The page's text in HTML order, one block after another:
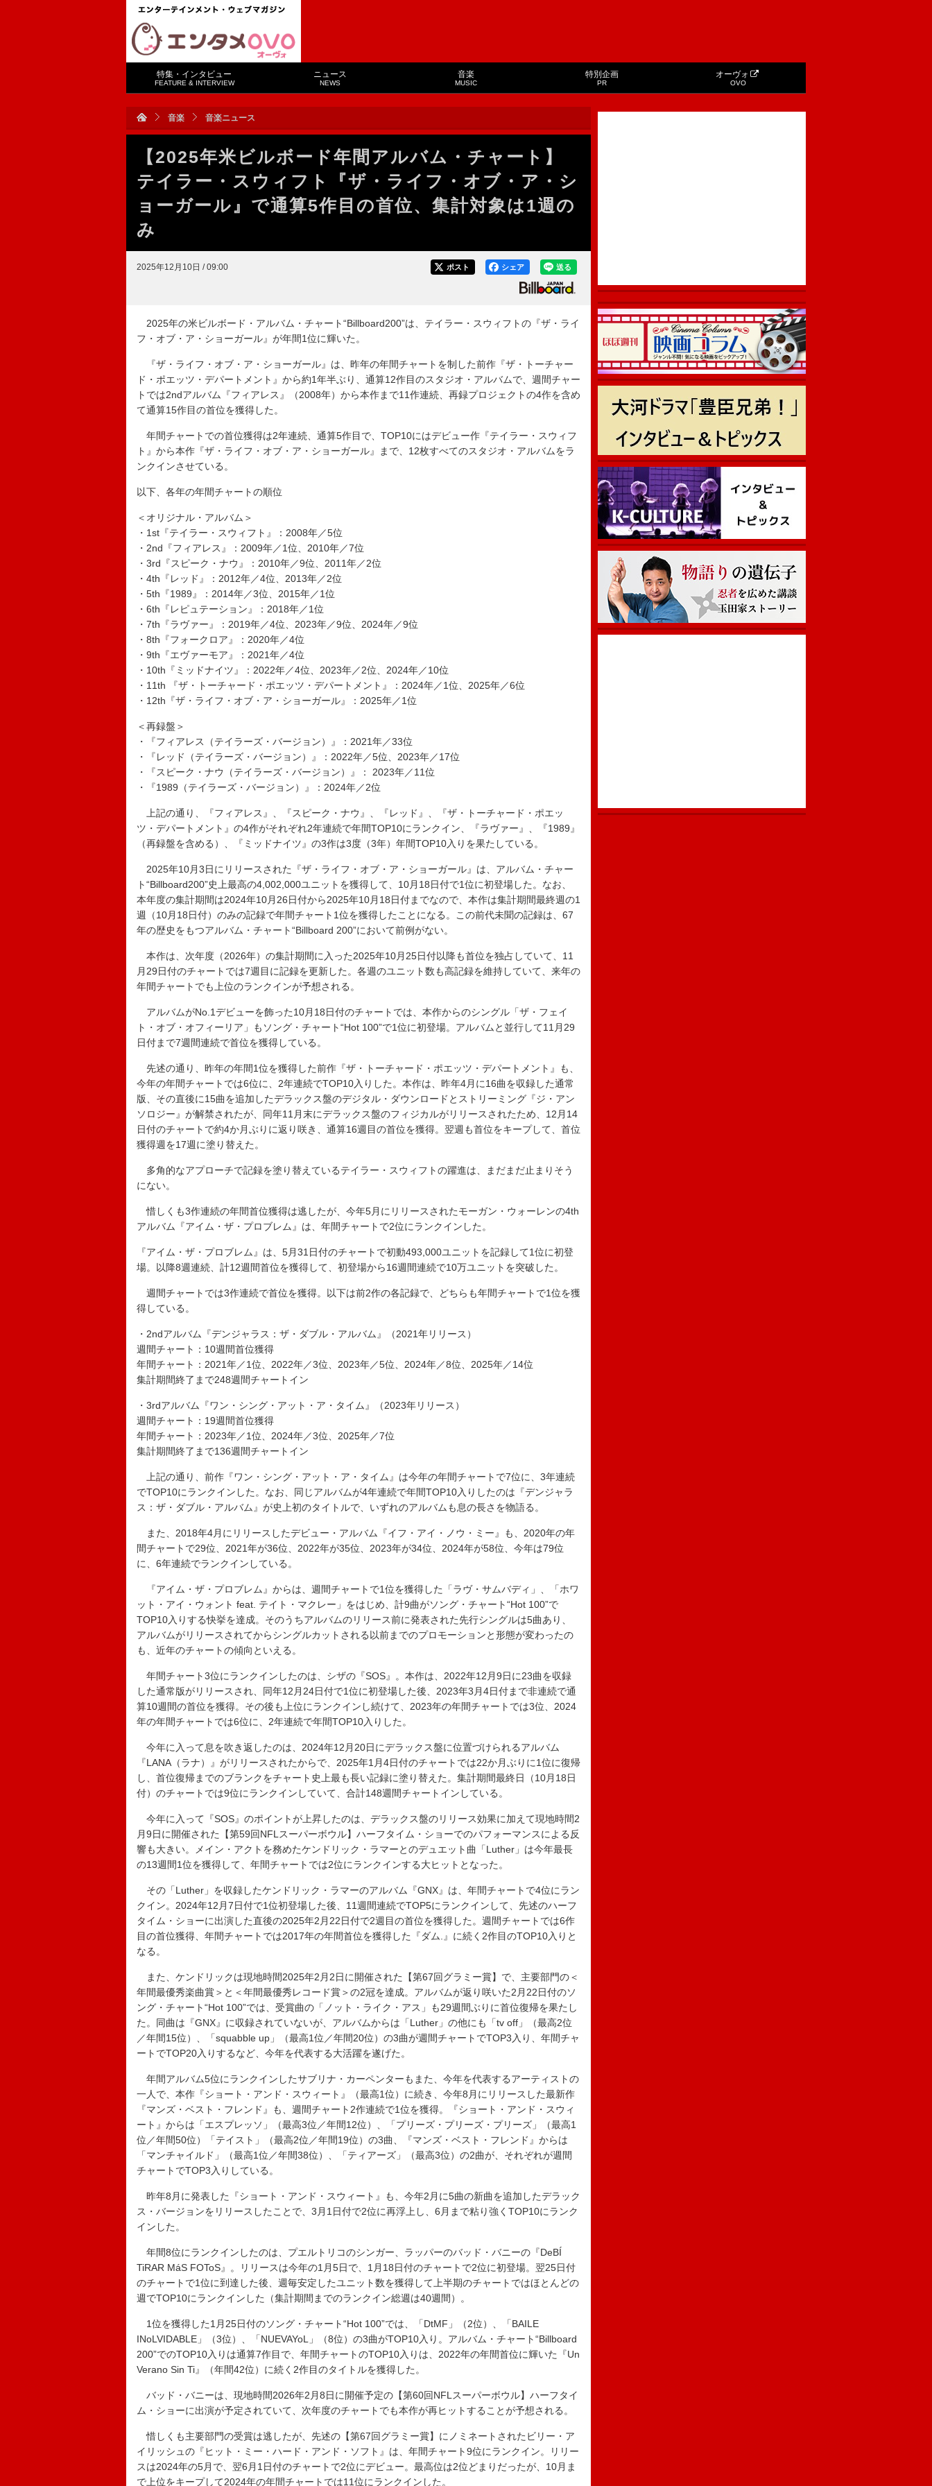
特集・インタビュー
FEATURE & INTERVIEW
ニュース
NEWS
音楽
MUSIC
特別企画
PR
オーヴォ
OVO
音楽 音楽ニュース
【2025年米ビルボード年間アルバム・チャート】
テイラー・スウィフト『ザ・ライフ・オブ・ア・シ
ョーガール』で通算5作目の首位、集計対象は1週の
み
2025年12月10日 / 09:00 送る
シェア
ポスト
2025年の米ビルボード・アルバム・チャート“Billboard200”は、テイラー・スウィフトの『ザ・ライ
フ・オブ・ア・ショーガール』が年間1位に輝いた。
『ザ・ライフ・オブ・ア・ショーガール』は、昨年の年間チャートを制した前作『ザ・トーチャー
ド・ポエッツ・デパートメント』から約1年半ぶり、通算12作目のスタジオ・アルバムで、週間チャー
トでは2ndアルバム『フィアレス』（2008年）から本作まで11作連続、再録プロジェクトの4作を含め
て通算15作目の首位を獲得した。
年間チャートでの首位獲得は2年連続、通算5作目で、TOP10にはデビュー作『テイラー・スウィフ
ト』から本作『ザ・ライフ・オブ・ア・ショーガール』まで、12枚すべてのスタジオ・アルバムをラ
ンクインさせている。
以下、各年の年間チャートの順位
＜オリジナル・アルバム＞
・1st『テイラー・スウィフト』：2008年／5位
・2nd『フィアレス』：2009年／1位、2010年／7位
・3rd『スピーク・ナウ』：2010年／9位、2011年／2位
・4th『レッド』：2012年／4位、2013年／2位
・5th『1989』：2014年／3位、2015年／1位
・6th『レピュテーション』：2018年／1位
・7th『ラヴァー』：2019年／4位、2023年／9位、2024年／9位
・8th『フォークロア』：2020年／4位
・9th『エヴァーモア』：2021年／4位
・10th『ミッドナイツ』：2022年／4位、2023年／2位、2024年／10位
・11th 『ザ・トーチャード・ポエッツ・デパートメント』：2024年／1位、2025年／6位
・12th『ザ・ライフ・オブ・ア・ショーガール』：2025年／1位
＜再録盤＞
・『フィアレス（テイラーズ・バージョン）』：2021年／33位
・『レッド（テイラーズ・バージョン）』：2022年／5位、2023年／17位
・『スピーク・ナウ（テイラーズ・バージョン）』： 2023年／11位
・『1989（テイラーズ・バージョン）』：2024年／2位
上記の通り、『フィアレス』、『スピーク・ナウ』、『レッド』、『ザ・トーチャード・ポエッ
ツ・デパートメント』の4作がそれぞれ2年連続で年間TOP10にランクイン、『ラヴァー』、『1989』
（再録盤を含める）、『ミッドナイツ』の3作は3度（3年）年間TOP10入りを果たしている。
2025年10月3日にリリースされた『ザ・ライフ・オブ・ア・ショーガール』は、アルバム・チャー
ト“Billboard200”史上最高の4,002,000ユニットを獲得して、10月18日付で1位に初登場した。なお、
本年度の集計期間は2024年10月26日付から2025年10月18日付までなので、本作は集計期間最終週の1
週（10月18日付）のみの記録で年間チャート1位を獲得したことになる。この前代未聞の記録は、67
年の歴史をもつアルバム・チャート“Billboard 200”において前例がない。
本作は、次年度（2026年）の集計期間に入った2025年10月25日付以降も首位を独占していて、11
月29日付のチャートでは7週目に記録を更新した。各週のユニット数も高記録を維持していて、来年の
年間チャートでも上位のランクインが予想される。
アルバムがNo.1デビューを飾った10月18日付のチャートでは、本作からのシングル「ザ・フェイ
ト・オブ・オフィーリア」もソング・チャート“Hot 100”で1位に初登場。アルバムと並行して11月29
日付まで7週間連続で首位を獲得している。
先述の通り、昨年の年間1位を獲得した前作『ザ・トーチャード・ポエッツ・デパートメント』も、
今年の年間チャートでは6位に、2年連続でTOP10入りした。本作は、昨年4月に16曲を収録した通常
版、その直後に15曲を追加したデラックス盤のデジタル・ダウンロードとストリーミング『ジ・アン
ソロジー』が解禁されたが、同年11月末にデラックス盤のフィジカルがリリースされたため、12月14
日付のチャートで約4か月ぶりに返り咲き、通算16週目の首位を獲得。翌週も首位をキープして、首位
獲得週を17週に塗り替えた。
多角的なアプローチで記録を塗り替えているテイラー・スウィフトの躍進は、まだまだ止まりそう
にない。
惜しくも3作連続の年間首位獲得は逃したが、今年5月にリリースされたモーガン・ウォーレンの4th
アルバム『アイム・ザ・プロブレム』は、年間チャートで2位にランクインした。
『アイム・ザ・プロブレム』は、5月31日付のチャートで初動493,000ユニットを記録して1位に初登
場。以降8週連続、計12週間首位を獲得して、初登場から16週間連続で10万ユニットを突破した。
週間チャートでは3作連続で首位を獲得。以下は前2作の各記録で、どちらも年間チャートで1位を獲
得している。
・2ndアルバム『デンジャラス：ザ・ダブル・アルバム』（2021年リリース）
週間チャート：10週間首位獲得
年間チャート：2021年／1位、2022年／3位、2023年／5位、2024年／8位、2025年／14位
集計期間終了まで248週間チャートイン
・3rdアルバム『ワン・シング・アット・ア・タイム』（2023年リリース）
週間チャート：19週間首位獲得
年間チャート：2023年／1位、2024年／3位、2025年／7位
集計期間終了まで136週間チャートイン
上記の通り、前作『ワン・シング・アット・ア・タイム』は今年の年間チャートで7位に、3年連続
でTOP10にランクインした。なお、同じアルバムが4年連続で年間TOP10入りしたのは『デンジャラ
ス：ザ・ダブル・アルバム』が史上初のタイトルで、いずれのアルバムも息の長さを物語る。
また、2018年4月にリリースしたデビュー・アルバム『イフ・アイ・ノウ・ミー』も、2020年の年
間チャートで29位、2021年が36位、2022年が35位、2023年が34位、2024年が58位、今年は79位
に、6年連続でランクインしている。
『アイム・ザ・プロブレム』からは、週間チャートで1位を獲得した「ラヴ・サムバディ」、「ホワ
ット・アイ・ウォント feat. テイト・マクレー」をはじめ、計9曲がソング・チャート“Hot 100”で
TOP10入りする快挙を達成。そのうちアルバムのリリース前に発表された先行シングルは5曲あり、
アルバムがリリースされてからシングルカットされる以前までのプロモーションと形態が変わったの
も、近年のチャートの傾向といえる。
年間チャート3位にランクインしたのは、シザの『SOS』。本作は、2022年12月9日に23曲を収録
した通常版がリリースされ、同年12月24日付で1位に初登場した後、2023年3月4日付まで非連続で通
算10週間の首位を獲得。その後も上位にランクインし続けて、2023年の年間チャートでは3位、2024
年の年間チャートでは6位に、2年連続で年間TOP10入りした。
今年に入って息を吹き返したのは、2024年12月20日にデラックス盤に位置づけられるアルバム
『LANA（ラナ）』がリリースされたからで、2025年1月4日付のチャートでは22か月ぶりに1位に復帰
し、首位復帰までのブランクをチャート史上最も長い記録に塗り替えた。集計期間最終日（10月18日
付）のチャートでは9位にランクインしていて、合計148週間チャートインしている。
今年に入って『SOS』のポイントが上昇したのは、デラックス盤のリリース効果に加えて現地時間2
月9日に開催された【第59回NFLスーパーボウル】ハーフタイム・ショーでのパフォーマンスによる反
響も大きい。メイン・アクトを務めたケンドリック・ラマーとのデュエット曲「Luther」は今年最長
の13週間1位を獲得して、年間チャートでは2位にランクインする大ヒットとなった。
その「Luther」を収録したケンドリック・ラマーのアルバム『GNX』は、年間チャートで4位にラン
クイン。2024年12月7日付で1位初登場した後、11週間連続でTOP5にランクインして、先述のハーフ
タイム・ショーに出演した直後の2025年2月22日付で2週目の首位を獲得した。週間チャートでは6作
目の首位獲得、年間チャートでは2017年の年間首位を獲得した『ダム.』に続く2作目のTOP10入りと
なる。
また、ケンドリックは現地時間2025年2月2日に開催された【第67回グラミー賞】で、主要部門の＜
年間最優秀楽曲賞＞と＜年間最優秀レコード賞＞の2冠を達成。アルバムが返り咲いた2月22日付のソ
ング・チャート“Hot 100”では、受賞曲の「ノット・ライク・アス」も29週間ぶりに首位復帰を果たし
た。同曲は『GNX』に収録されていないが、アルバムからは「Luther」の他にも「tv off」（最高2位
／年間15位）、「squabble up」（最高1位／年間20位）の3曲が週間チャートでTOP3入り、年間チャ
ートでTOP20入りするなど、今年を代表する大活躍を遂げた。
年間アルバム5位にランクインしたサブリナ・カーペンターもまた、今年を代表するアーティストの
一人で、本作『ショート・アンド・スウィート』（最高1位）に続き、今年8月にリリースした最新作
『マンズ・ベスト・フレンド』も、週間チャート2作連続で1位を獲得。『ショート・アンド・スウィ
ート』からは「エスプレッソ」（最高3位／年間12位）、「プリーズ・プリーズ・プリーズ」（最高1
位／年間50位）「テイスト」（最高2位／年間19位）の3曲、『マンズ・ベスト・フレンド』からは
「マンチャイルド」（最高1位／年間38位）、「ティアーズ」（最高3位）の2曲が、それぞれが週間
チャートでTOP3入りしている。
昨年8月に発表した『ショート・アンド・スウィート』も、今年2月に5曲の新曲を追加したデラック
ス・バージョンをリリースしたことで、3月1日付で2位に再浮上し、6月まで粘り強くTOP10にランク
インした。
年間8位にランクインしたのは、プエルトリコのシンガー、ラッパーのバッド・バニーの『DeBÍ
TiRAR MáS FOToS』。リリースは今年の1月5日で、1月18日付のチャートで2位に初登場。翌25日付
のチャートで1位に到達した後、週毎安定したユニット数を獲得して上半期のチャートではほとんどの
週でTOP10にランクインした（集計期間までのランクイン総週は40週間）。
1位を獲得した1月25日付のソング・チャート“Hot 100”では、「DtMF」（2位）、「BAILE
INoLVIDABLE」（3位）、「NUEVAYoL」（8位）の3曲がTOP10入り。アルバム・チャート“Billboard
200”でのTOP10入りは通算7作目で、年間チャートのTOP10入りは、2022年の年間首位に輝いた『Un
Verano Sin Ti』（年間42位）に続く2作目のタイトルを獲得した。
バッド・バニーは、現地時間2026年2月8日に開催予定の【第60回NFLスーパーボウル】ハーフタイ
ム・ショーに出演が予定されていて、次年度のチャートでも本作が再ヒットすることが予想される。
惜しくも主要部門の受賞は逃したが、先述の【第67回グラミー賞】にノミネートされたビリー・ア
イリッシュの『ヒット・ミー・ハード・アンド・ソフト』は、年間チャート9位にランクイン。リリー
スは2024年の5月で、翌6月1日付のチャートで2位にデビュー。最高位は2位どまりだったが、10月ま
で上位をキープして2024年の年間チャートでは11位にランクインした。